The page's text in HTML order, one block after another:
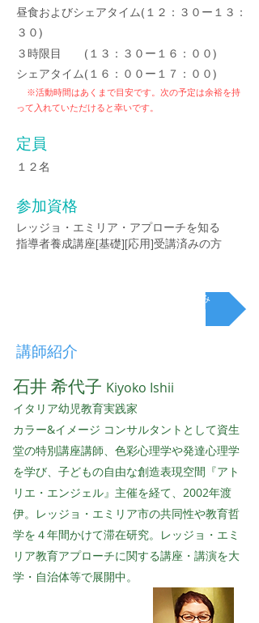
昼食およびシ ェアタイム(１２：３０ー１３：
３０)
３時限目
(１３：３０ー１６：００)
シェアタイム(１６：００ー１７：００)
※活動時間はあくまで目安です。次の予定は余裕を持
って入れていただけると幸いです。
定員
１２名
参加資格
レッジョ・エミリア・アプローチを知る
指導者養成講座[基礎][応用]受講済みの方
講師紹介
[発展] 講習お申込み
石井 希代子 Kiyoko Ishii
イタリア幼児教育実践家
カラー&イメージ コンサルタントとして資生
堂の特別講座講師、色彩心理学や発達心理学
を学び、子どもの自由な創造表現空間『アト
リエ・エンジェル』主催を経て、2002年渡
伊。 レッジョ・エミリア市の共同性や教育哲
学を４年間かけて滞在研究。 レッジョ・エミ
リア教育アプローチに関する講座・講演を大
学・自治体等で展開中。